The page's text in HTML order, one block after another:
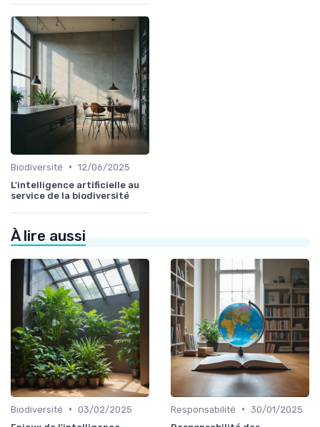
Biodiversité • 12/06/2025
L'intelligence artificielle au
service de la biodiversité
À lire aussi
Biodiversité • 03/02/2025
Responsabilité • 30/01/2025